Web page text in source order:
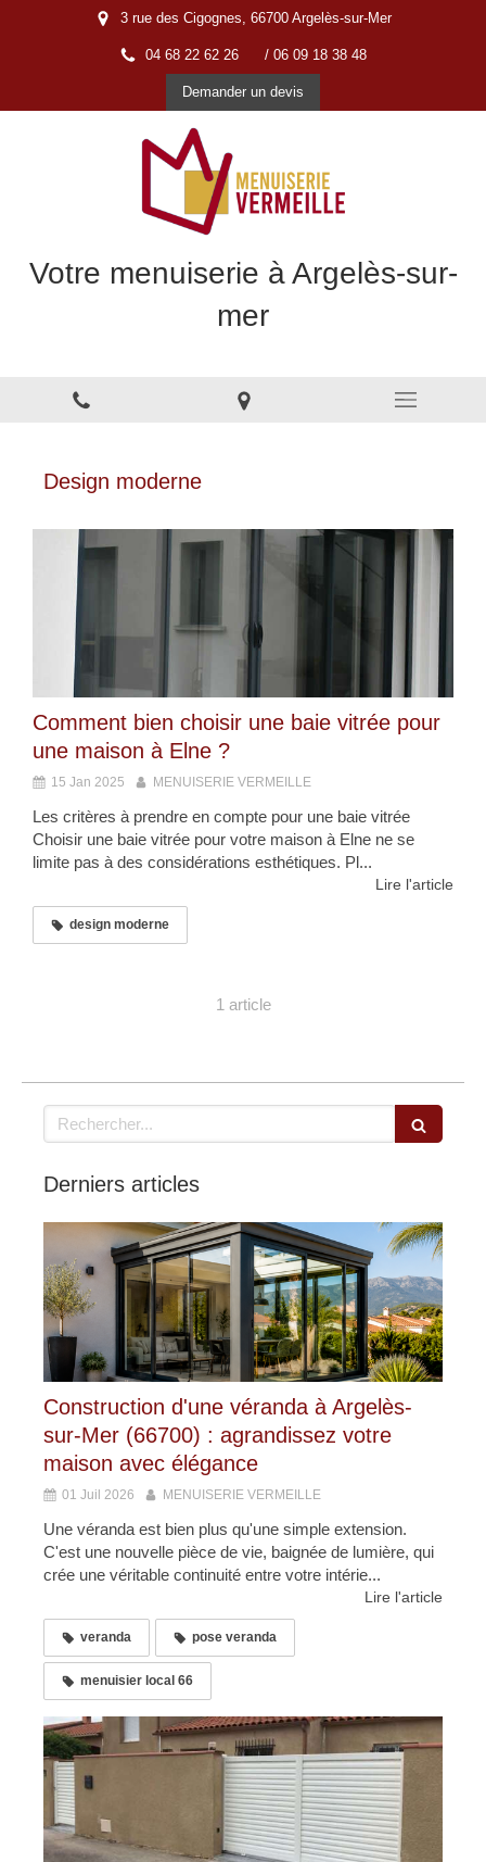
3 rue des Cigognes, 66700 Argelès-sur-Mer
04 68 22 62 26 / 06 09 18 38 48
Demander un devis
Votre menuiserie à Argelès-sur-
mer
Design moderne
Comment bien choisir une baie vitrée pour
une maison à Elne ?
15 Jan 2025 MENUISERIE VERMEILLE
Les critères à prendre en compte pour une baie vitrée
Choisir une baie vitrée pour votre maison à Elne ne se
limite pas à des considérations esthétiques. Pl...
Lire l'article
design moderne
1 article
Rechercher
Derniers articles
Construction d'une véranda à Argelès-
sur-Mer (66700) : agrandissez votre
maison avec élégance
01 Juil 2026 MENUISERIE VERMEILLE
Une véranda est bien plus qu'une simple extension.
C'est une nouvelle pièce de vie, baignée de lumière, qui
crée une véritable continuité entre votre intérie...
Lire l'article
veranda pose veranda
menuisier local 66